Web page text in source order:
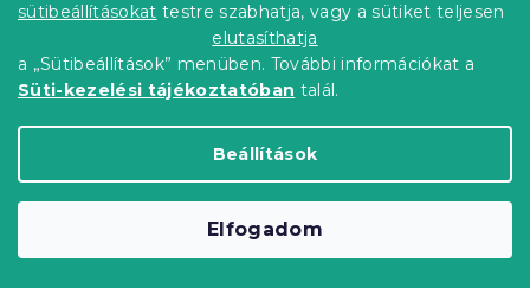
sütibeállításokat testre szabhatja, vagy a sütiket teljesen
elutasíthatja
a „Sütibeállítások” menüben. További információkat a
Süti-kezelési tájékoztatóban talál.
Beállítások
Elfogadom
460 Ft Kosárba